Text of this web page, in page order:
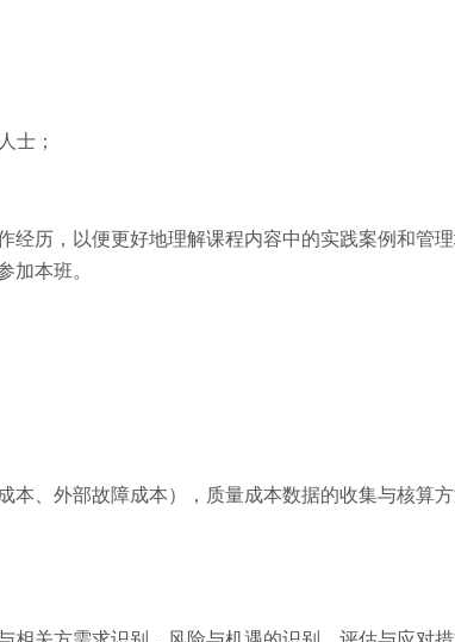
士；
历，以便更好地理解课程内容中的实践案例和管
加本班。
本、外部故障成本），质量成本数据的收集与核算